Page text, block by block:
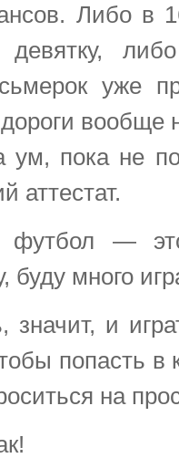
Либо в
уже
вообще
ум, пока не
аттестат.
—
буду много
и
попасть в
на